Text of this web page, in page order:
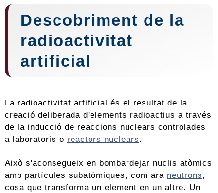
Descobriment de la
radioactivitat
artificial
La radioactivitat artificial és el resultat de la
creació deliberada d'elements radioactius a través
de la inducció de reaccions nuclears controlades
a laboratoris o reactors nuclears.
Això s'aconsegueix en bombardejar nuclis atòmics
amb partícules subatòmiques, com ara neutrons,
cosa que transforma un element en un altre. Un